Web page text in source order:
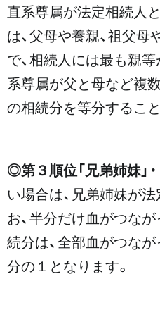
直系尊属が法定相続人
は、父母や養親、祖父
で、相続人には最も親
系尊属が父と母など複
の相続分を等分するこ
◎第３順位「兄弟姉妹」
い場合は、兄弟姉妹が
お、半分だけ血がつな
続分は、全部血がつな
分の１となります。